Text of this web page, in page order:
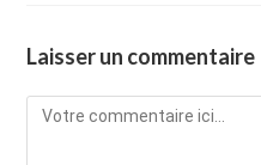
Laisser un commentaire
Comment